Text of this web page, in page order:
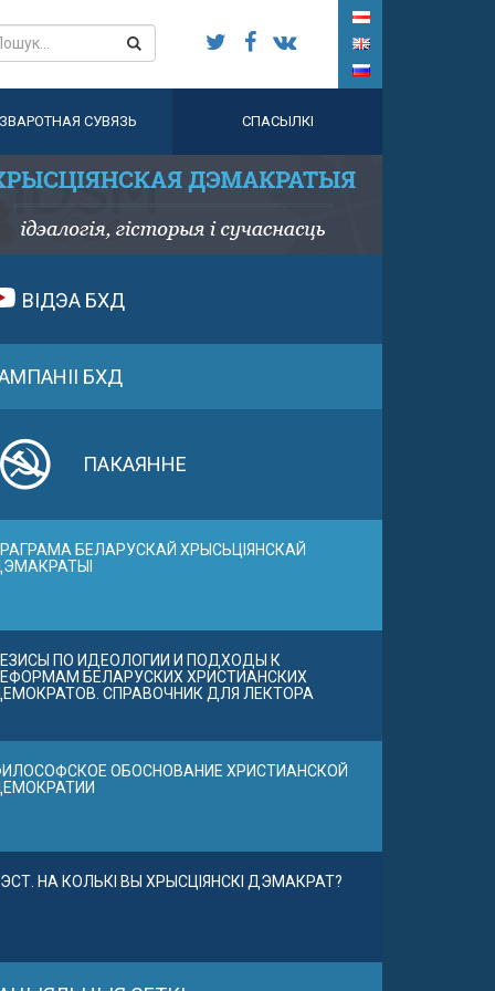
ЗВАРОТНАЯ СУВЯЗЬ СПАСЫЛКІ
ВІДЭА БХД
БХД
ПАКАЯННЕ
БЕЛАРУСКАЙ ХРЫСЬЦІЯНСКАЙ
ПО ИДЕОЛОГИИ И ПОДХОДЫ К
БЕЛАРУСКИХ ХРИСТИАНСКИХ
СПРАВОЧНИК ДЛЯ ЛЕКТОРА
ОБОСНОВАНИЕ ХРИСТИАНСКОЙ
НА КОЛЬКІ ВЫ ХРЫСЦІЯНСКІ ДЭМАКРАТ?